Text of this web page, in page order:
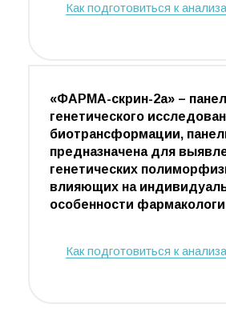
Как подготовиться к
«ФАРМА-скрин-2а» –
генетического
биотрансформации,
предназначена для
генетических
влияющих на
особенности
Как подготовиться к